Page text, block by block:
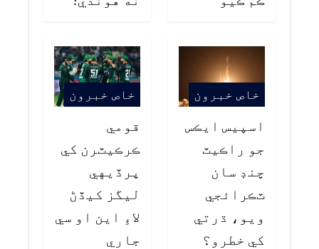
خاص خبرون
اسپيس ايڪس
جو راڪيٽ
چنڊ سان
ٽڪرائجي
ويو، ڌرتي
کي خطرو؟
خاص خبرون
قومي
ڪرڪيٽرن کي
پرڏيهي
ليگز کيڏڻ
لاءِ اين او سي
جاري